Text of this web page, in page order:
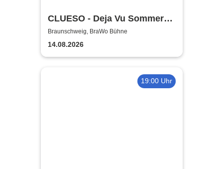
CLUESO - Deja Vu Sommer
Open Air
Braunschweig, BraWo Bühne
14.08.2026
19:00 Uhr